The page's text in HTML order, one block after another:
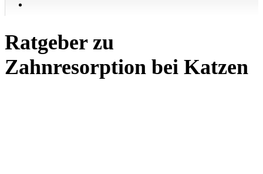
Ratgeber zu
Zahnresorption bei Katzen